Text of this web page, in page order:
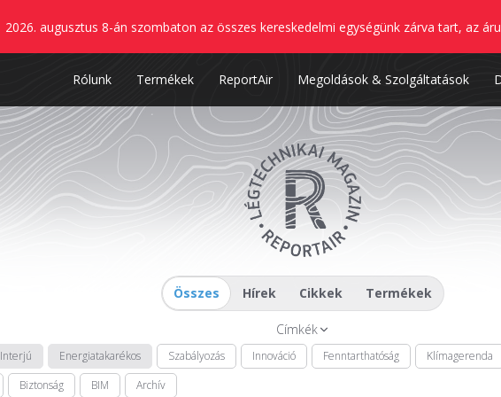
2026. augusztus 8-án szombaton az összes kereskedelmi egységünk zárva tart, az
Rólunk Termékek ReportAir Megoldások & Szolgáltatások
Összes Hírek Cikkek Termékek
Címkék
Interjú Energiatakarékos Szabályozás Innováció Fenntarthatóság
Klímagerenda
Biztonság BIM Archív